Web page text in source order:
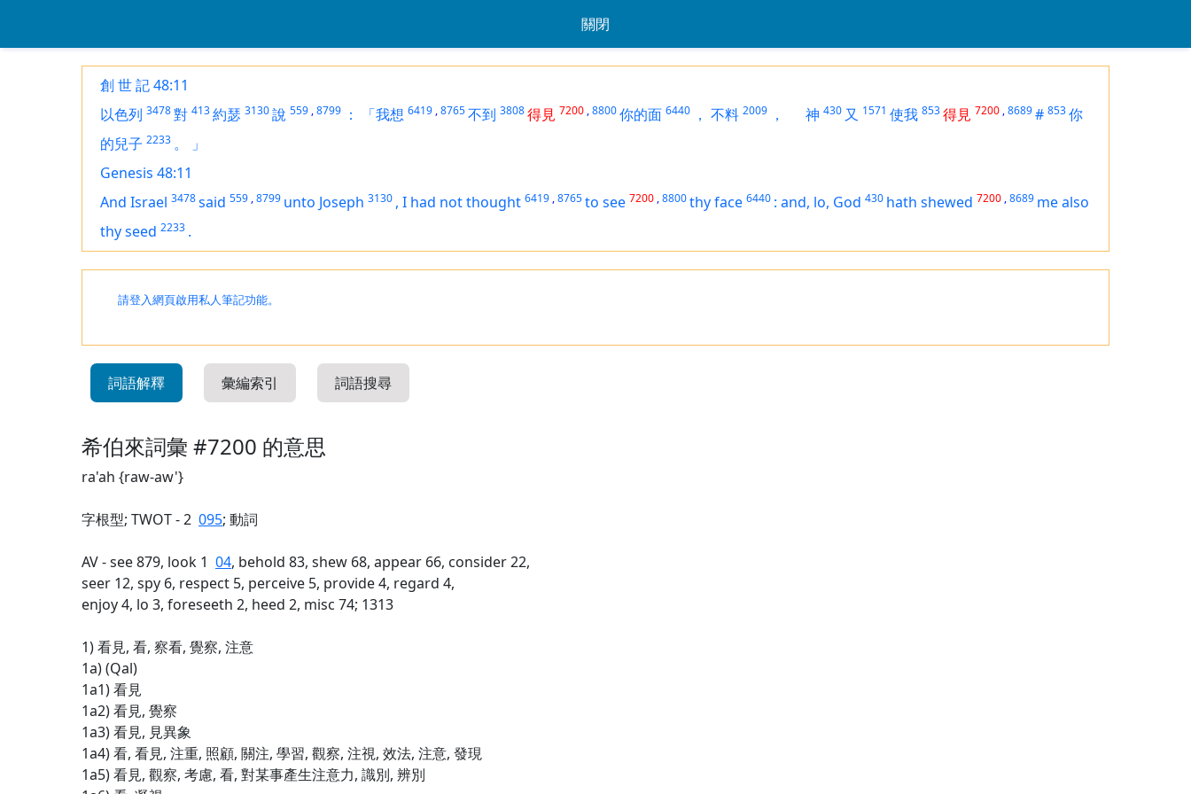
關閉
創 世 記 48:11
以色列 3478對 413約瑟 3130說 559 ,8799 ： 「我想 6419 ,8765不到 3808得見 7200 ,8800你的面 6440 ， 不料 2009 ， 神 430 又 1571 使我 853得見 7200 ,8689# 853你
的兒子 2233 。
」
Genesis 48:11
And Israel 3478said 559 ,8799 unto Joseph 3130 , I had not thought 6419 ,8765to see 7200 ,8800thy face 6440 : and, lo, God 430 hath shewed 7200 ,8689 me also
thy seed 2233 .
請登入網頁啟用私人筆記功能。
詞語解釋 彙編索引 詞語搜尋
希伯來詞彙 #7200 的意思
ra'ah {raw-aw'}
字根型; TWOT - 2 095; 動詞
AV - see 879, look 1 04, behold 83, shew 68, appear 66, consider 22,
seer 12, spy 6, respect 5, perceive 5, provide 4, regard 4,
enjoy 4, lo 3, foreseeth 2, heed 2, misc 74; 1313
1) 看見, 看, 察看, 覺察, 注意
1a) (Qal)
1a1) 看見
1a2) 看見, 覺察
1a3) 看見, 見異象
1a4) 看, 看見, 注重, 照顧, 關注, 學習, 觀察, 注視, 效法, 注意, 發現
1a5) 看見, 觀察, 考慮, 看, 對某事產生注意力, 識別, 辨別